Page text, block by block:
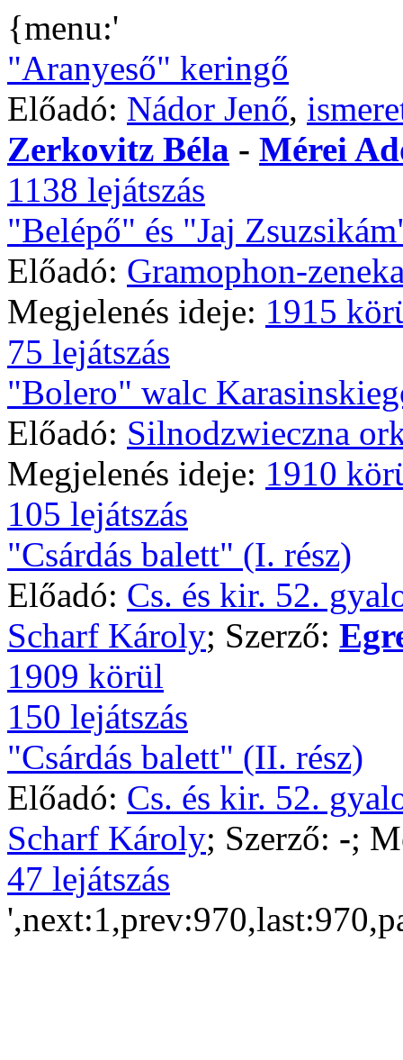
{menu:'
"Aranyeső" keringő
Előadó: Nádor Jenő,
Zerkovitz Béla - Mérei
1138 lejátszás
"Belépő" és "Jaj
Előadó: Gramophon-
Megjelenés ideje: 1915
75 lejátszás
"Bolero" walc
Előadó: Silnodzwieczna
Megjelenés ideje: 1910
105 lejátszás
"Csárdás balett" (I. rész)
Előadó: Cs. és kir. 52.
Scharf Károly; Szerző:
1909 körül
150 lejátszás
"Csárdás balett" (II. rész)
Előadó: Cs. és kir. 52.
Scharf Károly; Szerző: -;
47 lejátszás